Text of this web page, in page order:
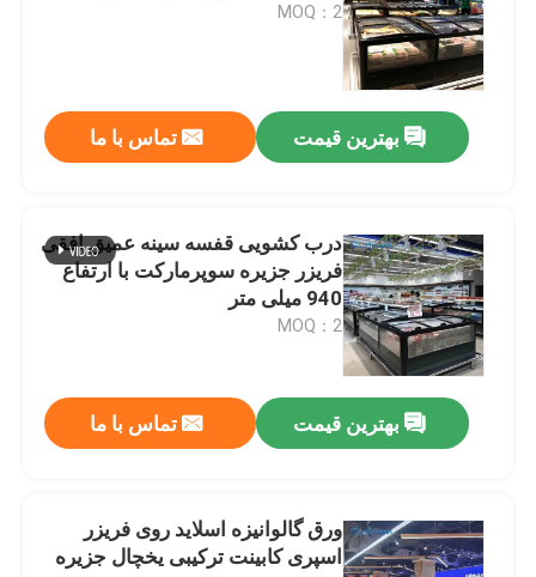
چیلر نمایشگر را باز کنید
فریزر جزیره سوپرمارکت
فریزر نمایشگر گوشت
یخچال دیلی دیسپلی
فریزر اتاق سرد
MOQ：2
بهترین قیمت تماس با ما
درب کشویی قفسه سینه عمیق افقی
فریزر جزیره سوپرمارکت با ارتفاع
940 میلی متر
MOQ：2
بهترین قیمت تماس با ما
ورق گالوانیزه اسلاید روی فریزر
اسپری کابینت ترکیبی یخچال جزیره